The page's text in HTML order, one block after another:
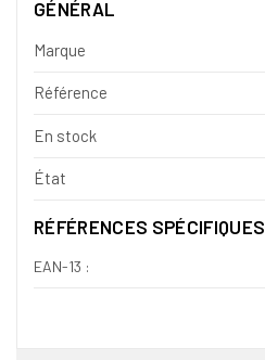
GÉNÉRAL
Marque
Référence
En stock
État
RÉFÉRENCES SPÉCIFIQUES
EAN-13 :